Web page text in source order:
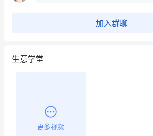
加入群聊
生意学堂
更多视频